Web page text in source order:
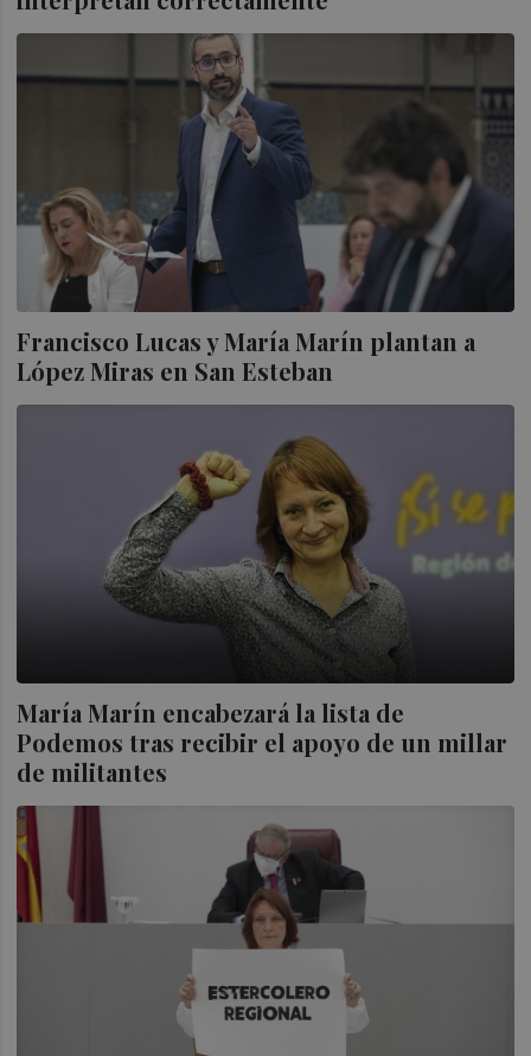
Francisco Lucas y María Marín plantan a
López Miras en San Esteban
María Marín encabezará la lista de
Podemos tras recibir el apoyo de un millar
de militantes